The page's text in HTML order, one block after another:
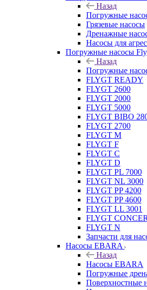
Назад
Погружные
Грязевые насосы
Дренажные
Насосы для
Погружные насосы
Назад
Погружные
FLYGT READY
FLYGT 2600
FLYGT 2000
FLYGT 5000
FLYGT BIBO
FLYGT 2700
FLYGT M
FLYGT F
FLYGT C
FLYGT D
FLYGT PL 7000
FLYGT NL 3000
FLYGT PP 4200
FLYGT PP 4600
FLYGT LL 3001
FLYGT
FLYGT N
Запчасти для
Насосы EBARA
Назад
Насосы EBARA
Погружные
Поверхностные